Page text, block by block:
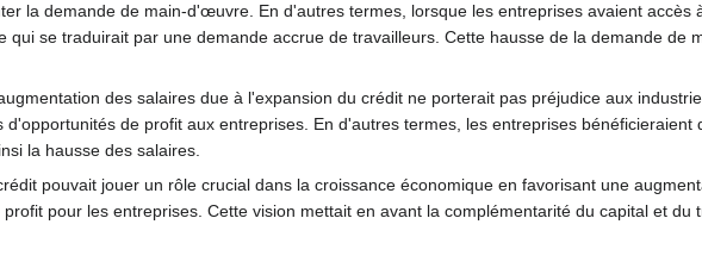
la demande de main-d'œuvre. En d'autres termes, lorsque les entreprises avaient accès
qui se traduirait par une demande accrue de travailleurs. Cette hausse de la demande
des salaires due à l'expansion du crédit ne porterait pas préjudice aux
d'opportunités de profit aux entreprises. En d'autres termes, les entreprises
la hausse des salaires.
pouvait jouer un rôle crucial dans la croissance économique en favorisant une
pour les entreprises. Cette vision mettait en avant la complémentarité du capital et du